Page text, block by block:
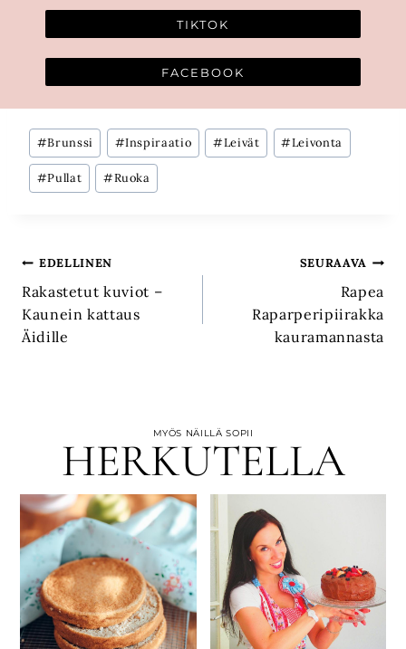
TIKTOK
FACEBOOK
Avainsanat:
#Brunssi #Inspiraatio #Leivät #Leivonta
#Pullat #Ruoka
Artikkelien
selaus
EDELLINEN
Rakastetut kuviot –
Kaunein kattaus
Äidille
SEURAAVA
Rapea
Raparperipiirakka
kauramannasta
MYÖS NÄILLÄ SOPII
HERKUTELLA